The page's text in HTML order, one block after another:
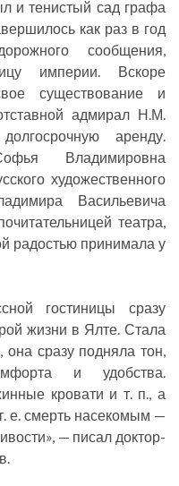
и тенистый сад графа
как раз в год
сообщения,
империи. Вскоре
существование и
адмирал Н.М.
аренду.
Владимировна
художественного
Васильевича
театра,
радостью принимала у
гостиницы сразу
жизни в Ялте. Стала
она сразу подняла тон,
и удобства.
кровати и т. п., а
е. смерть насекомым —
— писал доктор-